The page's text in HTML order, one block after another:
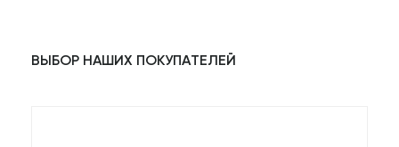
ВЫБОР НАШИХ ПОКУПАТЕЛЕЙ